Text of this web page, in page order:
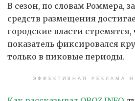
В сезон, по словам Роммера,
средств размещения
городские власти
показатель фиксировался
только в пиковые периоды.
ЭФФЕКТИВНАЯ РЕКЛАМА